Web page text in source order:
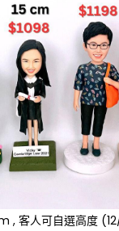
, 客人可自選高度